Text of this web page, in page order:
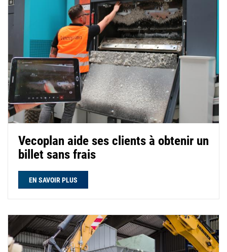
Vecoplan aide ses clients à obtenir un
billet sans frais
EN SAVOIR PLUS